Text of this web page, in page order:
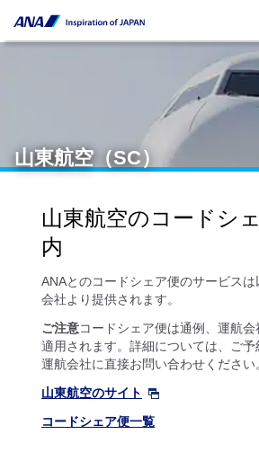
山東航空（SC）
山東航空のコードシ
内
ANAとのコードシェア便のサービス
会社より提供されます。
ご注意コードシェア便は通例、運航
適用されます。詳細については、ご
運航会社に直接お問い合わせください
山東航空のサイト
コードシェア便一覧